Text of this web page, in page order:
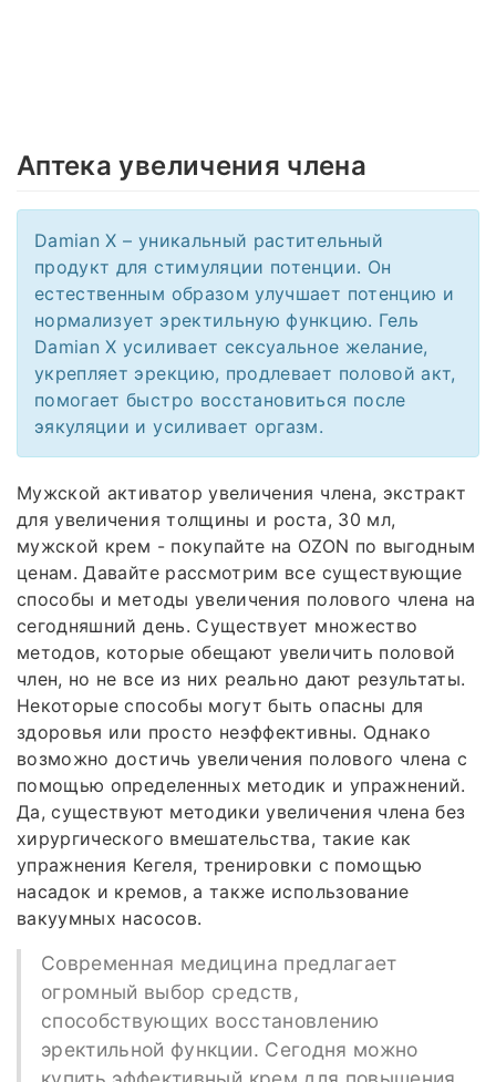
Аптека увеличения члена
Damian X – уникальный растительный
продукт для стимуляции потенции. Он
естественным образом улучшает потенцию и
нормализует эректильную функцию. Гель
Damian X усиливает сексуальное желание,
укрепляет эрекцию, продлевает половой акт,
помогает быстро восстановиться после
эякуляции и усиливает оргазм.
Мужской активатор увеличения члена, экстракт
для увеличения толщины и роста, 30 мл,
мужской крем - покупайте на OZON по выгодным
ценам. Давайте рассмотрим все существующие
способы и методы увеличения полового члена на
сегодняшний день. Существует множество
методов, которые обещают увеличить половой
член, но не все из них реально дают результаты.
Некоторые способы могут быть опасны для
здоровья или просто неэффективны. Однако
возможно достичь увеличения полового члена с
помощью определенных методик и упражнений.
Да, существуют методики увеличения члена без
хирургического вмешательства, такие как
упражнения Кегеля, тренировки с помощью
насадок и кремов, а также использование
вакуумных насосов.
Современная медицина предлагает
огромный выбор средств,
способствующих восстановлению
эректильной функции. Сегодня можно